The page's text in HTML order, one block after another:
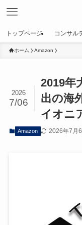
トップページ コンサル
ホーム Amazon
2019年
出の海
イオニ
2026
7/06
Amazon 2026年7月6